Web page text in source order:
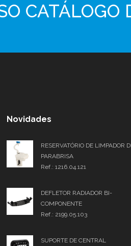
CATÁLOGO
Novidades
RESERVATÓRIO DE LIMPADOR
PARABRISA
Ref.: 1216.04.121
DEFLETOR RADIADOR BI-
COMPONENTE
Ref.: 2199.05.103
SUPORTE DE CENTRAL